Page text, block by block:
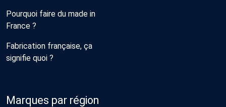
Pourquoi faire du made in
France ?
Fabrication française, ça
signifie quoi ?
Marques par région